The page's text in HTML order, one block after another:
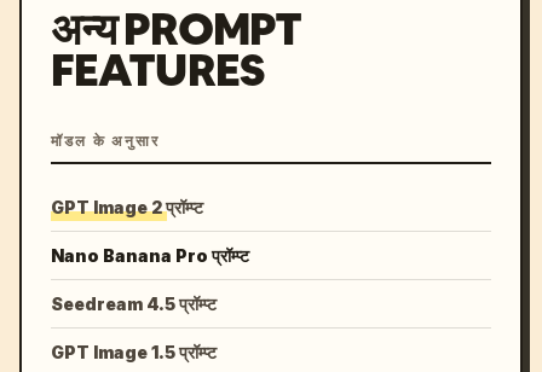
अन्य PROMPT
FEATURES
मॉडल के अनुसार
GPT Image 2 प्रॉम्प्ट
Nano Banana Pro प्रॉम्प्ट
Seedream 4.5 प्रॉम्प्ट
GPT Image 1.5 प्रॉम्प्ट